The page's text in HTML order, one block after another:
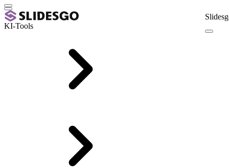
KI-Tools